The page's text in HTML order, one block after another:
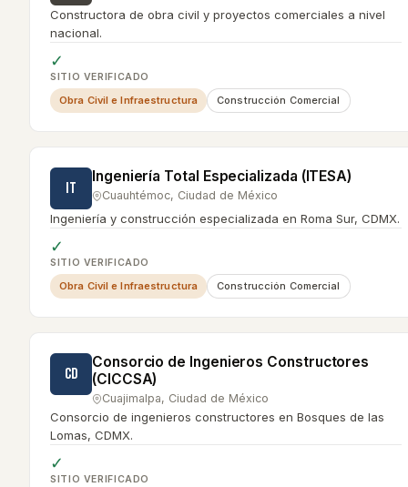
Constructora de obra civil y proyectos comerciales a nivel
nacional.
✓
SITIO VERIFICADO
Obra Civil e Infraestructura Construcción Comercial
IT
Ingeniería Total Especializada (ITESA)
Cuauhtémoc, Ciudad de México
Ingeniería y construcción especializada en Roma Sur, CDMX.
✓
SITIO VERIFICADO
Obra Civil e Infraestructura Construcción Comercial
CD
Consorcio de Ingenieros Constructores
(CICCSA)
Cuajimalpa, Ciudad de México
Consorcio de ingenieros constructores en Bosques de las
Lomas, CDMX.
✓
SITIO VERIFICADO